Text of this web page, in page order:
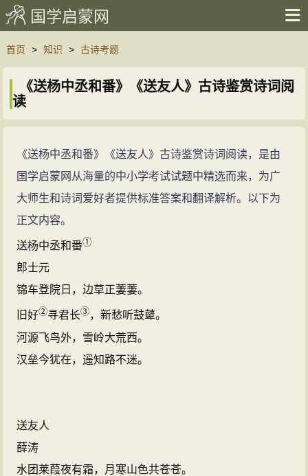
国学启蒙网
首页 > 知识 > 古诗考题
《送杨中丞和番》《送友人》古诗鉴赏诗词阅
读
《送杨中丞和番》《送友人》古诗鉴赏诗词阅读，是由
国学启蒙网从海量的中小学考试试题中精选而来，为广
大师生和诗词爱好者提供标准答案和翻译解析。以下为
正文内容。
送杨中丞和番①
郎士元
锦车登院日，边草正萋萋。
旧好②寻君长③，新愁听鼓鼙。
河源飞鸟外，雪岭大荒西。
汉垒今犹在，遥知路不迷。
送友人
薛涛
水团莱葭夜有霜，月寒山色共苍苍。